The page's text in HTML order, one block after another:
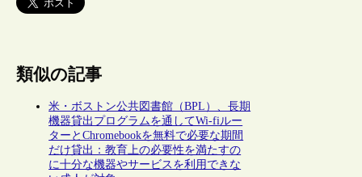
類似の記事
米・ボストン公共図書館（BPL）、長期
機器貸出プログラムを通してWi-fiルー
ターとChromebookを無料で必要な期間
だけ貸出：教育上の必要性を満たすの
に十分な機器やサービスを利用できな